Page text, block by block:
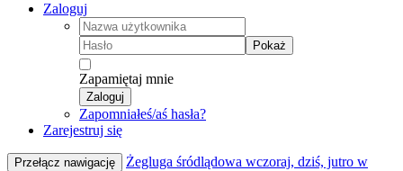
Zaloguj
Pokaż
Zapamiętaj mnie
Zaloguj
Zapomniałeś/aś hasła?
Zarejestruj się
Przełącz nawigację
Żegluga śródlądowa wczoraj, dziś, jutro w